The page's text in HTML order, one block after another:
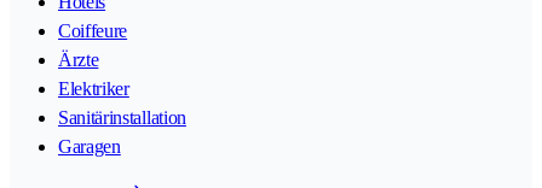
Coiffeure
Ärzte
Elektriker
Sanitärinstallation
Garagen